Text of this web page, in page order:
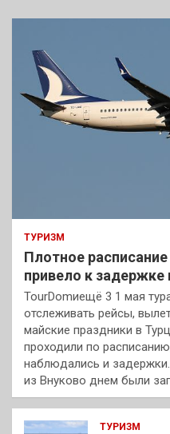
ТУРИЗМ
Плотное
привело к задержке
TourDomиещё 3 1 мая
отслеживать рейсы,
майские праздники в
проходили по
наблюдались и
из Внуково днем были
ТУРИЗМ